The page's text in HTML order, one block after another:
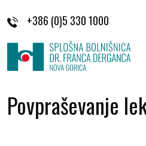
+386 (0)5 330 1000
Povpraševanje